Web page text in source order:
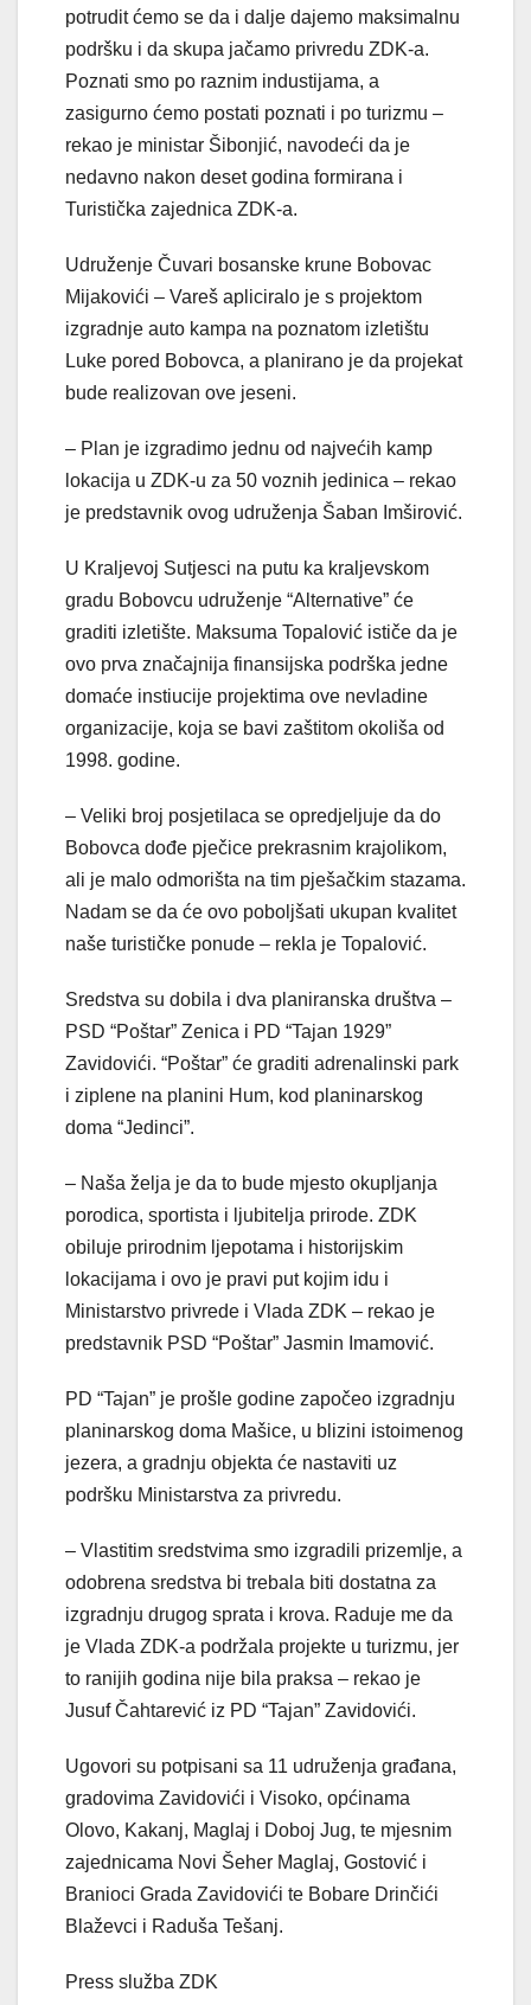
potrudit ćemo se da i dalje dajemo maksimalnu
podršku i da skupa jačamo privredu ZDK-a.
Poznati smo po raznim industijama, a
zasigurno ćemo postati poznati i po turizmu –
rekao je ministar Šibonjić, navodeći da je
nedavno nakon deset godina formirana i
Turistička zajednica ZDK-a.
Udruženje Čuvari bosanske krune Bobovac
Mijakovići – Vareš apliciralo je s projektom
izgradnje auto kampa na poznatom izletištu
Luke pored Bobovca, a planirano je da projekat
bude realizovan ove jeseni.
– Plan je izgradimo jednu od najvećih kamp
lokacija u ZDK-u za 50 voznih jedinica – rekao
je predstavnik ovog udruženja Šaban Imširović.
U Kraljevoj Sutjesci na putu ka kraljevskom
gradu Bobovcu udruženje “Alternative” će
graditi izletište. Maksuma Topalović ističe da je
ovo prva značajnija finansijska podrška jedne
domaće instiucije projektima ove nevladine
organizacije, koja se bavi zaštitom okoliša od
1998. godine.
– Veliki broj posjetilaca se opredjeljuje da do
Bobovca dođe pječice prekrasnim krajolikom,
ali je malo odmorišta na tim pješačkim stazama.
Nadam se da će ovo poboljšati ukupan kvalitet
naše turističke ponude – rekla je Topalović.
Sredstva su dobila i dva planiranska društva –
PSD “Poštar” Zenica i PD “Tajan 1929”
Zavidovići. “Poštar” će graditi adrenalinski park
i ziplene na planini Hum, kod planinarskog
doma “Jedinci”.
– Naša želja je da to bude mjesto okupljanja
porodica, sportista i ljubitelja prirode. ZDK
obiluje prirodnim ljepotama i historijskim
lokacijama i ovo je pravi put kojim idu i
Ministarstvo privrede i Vlada ZDK – rekao je
predstavnik PSD “Poštar” Jasmin Imamović.
PD “Tajan” je prošle godine započeo izgradnju
planinarskog doma Mašice, u blizini istoimenog
jezera, a gradnju objekta će nastaviti uz
podršku Ministarstva za privredu.
– Vlastitim sredstvima smo izgradili prizemlje, a
odobrena sredstva bi trebala biti dostatna za
izgradnju drugog sprata i krova. Raduje me da
je Vlada ZDK-a podržala projekte u turizmu, jer
to ranijih godina nije bila praksa – rekao je
Jusuf Čahtarević iz PD “Tajan” Zavidovići.
Ugovori su potpisani sa 11 udruženja građana,
gradovima Zavidovići i Visoko, općinama
Olovo, Kakanj, Maglaj i Doboj Jug, te mjesnim
zajednicama Novi Šeher Maglaj, Gostović i
Branioci Grada Zavidovići te Bobare Drinčići
Blaževci i Raduša Tešanj.
Press služba ZDK